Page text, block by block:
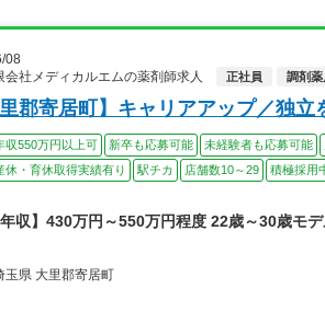
08
社メディカルエムの薬剤師求人
正社員 調剤薬
里郡寄居町】キャリアアップ／独
収550万円以上可 新卒も応募可能 未経験者も応募可能
休・育休取得実績有り
駅チカ 店舗数10～29 積極採用
年収】430万円～550万円程度 22歳～30歳モ
玉県 大里郡寄居町